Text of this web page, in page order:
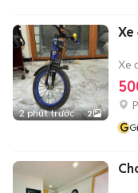
2 phút trước 2
Xe
Xe
G